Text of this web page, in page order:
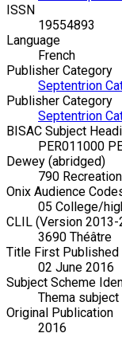
ISSN
19554893
Language
French
Publisher Category
Septentrion
Publisher Category
Septentrion
BISAC Subject
PER011000
Dewey (abridged)
790
Onix Audience
05 College/
CLIL (Version
3690 Théâtre
Title First Published
02 June 2016
Subject Scheme
Thema
Original Publication
2016